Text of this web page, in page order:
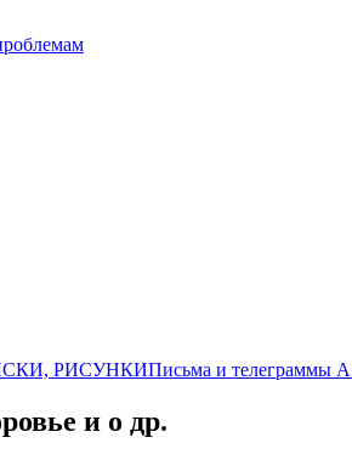
РИСУНКИПисьма и телеграммы
и о др.